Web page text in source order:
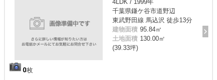
0枚
4LDK / 1999年
千葉県鎌ケ谷市道野辺
東武野田線 馬込沢 徒歩13分
建物面積 95.84㎡
土地面積 130.00㎡
(39.33坪)